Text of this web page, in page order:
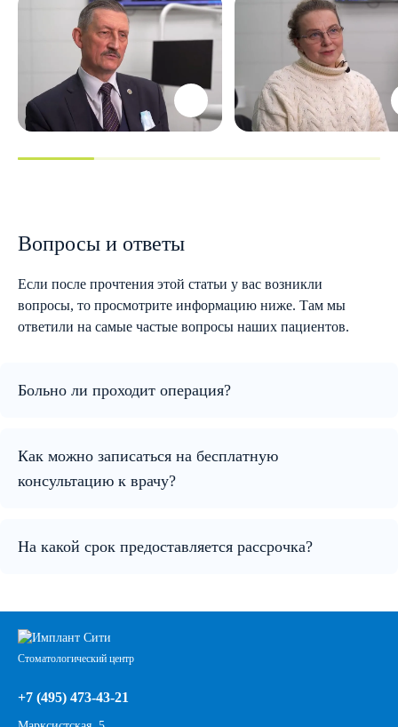
Вопросы и ответы
Если после прочтения этой статьи у вас возникли
вопросы, то просмотрите информацию ниже. Там мы
ответили на самые частые вопросы наших пациентов.
Больно ли проходит операция?
Как можно записаться на бесплатную
консультацию к врачу?
На какой срок предоставляется рассрочка?
Стоматологический центр
+7 (495) 473-43-21